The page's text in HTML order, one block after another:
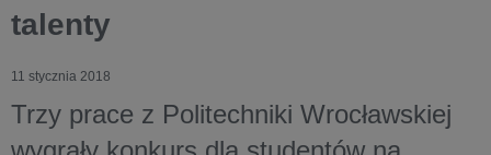
talenty
11 stycznia 2018
Trzy prace z Politechniki Wrocławskiej